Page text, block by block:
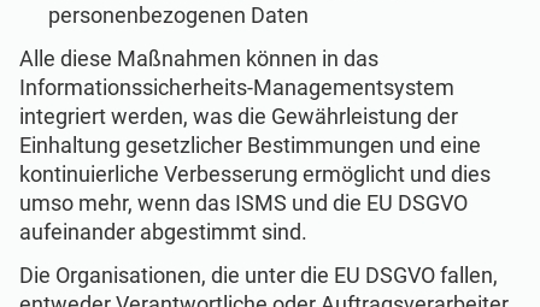
personenbezogenen Daten
Alle diese Maßnahmen können in das
Informationssicherheits-Managementsystem
integriert werden, was die Gewährleistung der
Einhaltung gesetzlicher Bestimmungen und eine
kontinuierliche Verbesserung ermöglicht und dies
umso mehr, wenn das ISMS und die EU DSGVO
aufeinander abgestimmt sind.
Die Organisationen, die unter die EU DSGVO fallen,